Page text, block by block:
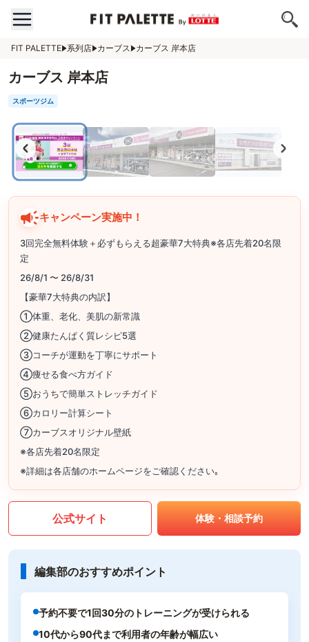
FIT PALETTE 系列店 カーブス カーブス 岸本店
カーブス 岸本店
スポーツジム
キャンペーン実施中！
3回完全無料体験＋必ずもらえる超豪華7大特典※各店先着20名限
定
26/8/1 〜 26/8/31
【豪華7大特典の内訳】
①体重、老化、美肌の新常識
②健康たんぱく質レシピ5選
③コーチが運動を丁寧にサポート
④痩せる食べ方ガイド
⑤おうちで簡単ストレッチガイド
⑥カロリー計算シート
⑦カーブスオリジナル壁紙
※各店先着20名限定
※詳細は各店舗のホームページをご確認ください｡
公式サイト 体験・相談予約
編集部のおすすめポイント
予約不要で1回30分のトレーニングが受けられる
10代から90代まで利用者の年齢が幅広い